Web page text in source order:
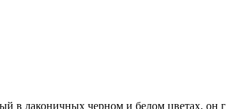
в лаконичных черном и белом цветах, он